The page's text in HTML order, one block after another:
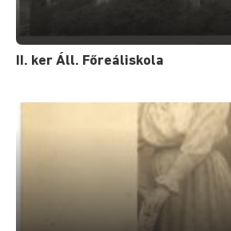
II. ker Áll. Főreáliskola